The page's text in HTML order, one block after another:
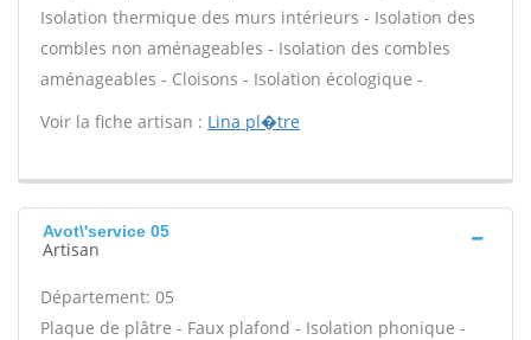
Isolation thermique des murs intérieurs - Isolation des
combles non aménageables - Isolation des combles
aménageables - Cloisons - Isolation écologique -
Voir la fiche artisan : Lina pl�tre
Avot\'service 05
Artisan
Département: 05
Plaque de plâtre - Faux plafond - Isolation phonique -